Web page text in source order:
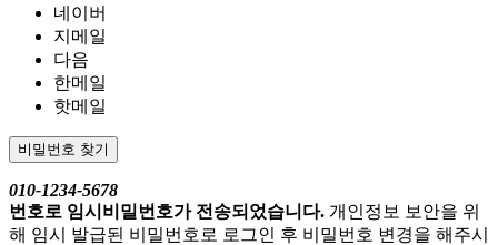
네이버
지메일
다음
한메일
핫메일
비밀번호 찾기
010-1234-5678
번호로 임시비밀번호가 전송되었습니다. 개인정보 보안을 위
해 임시 발급된 비밀번호로 로그인 후 비밀번호 변경을 해주시